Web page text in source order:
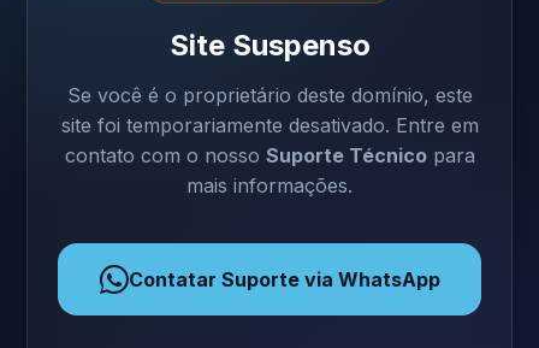
Site Suspenso
Se você é o proprietário deste domínio, este
site foi temporariamente desativado. Entre em
contato com o nosso Suporte Técnicopara
mais informações.
Contatar Suporte via WhatsApp